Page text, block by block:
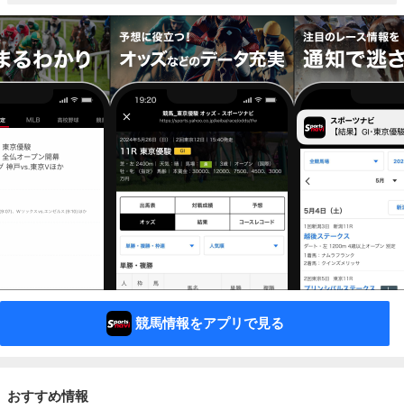
競馬情報をアプリで見る
おすすめ情報